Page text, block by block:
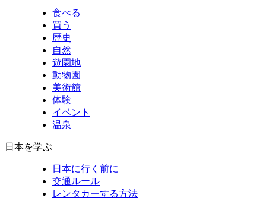
食べる
買う
歴史
自然
遊園地
動物園
美術館
体験
イベント
温泉
日本を学ぶ
日本に行く前に
交通ルール
レンタカーする方法